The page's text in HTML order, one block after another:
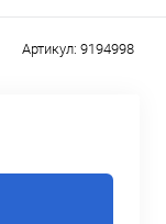
Артикул: 9194998